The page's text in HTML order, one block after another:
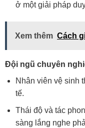
ở một giải pháp
Xem thêm Cách
Đội ngũ chuyên
Nhân viên vệ sinh
tế.
Thái độ và tác
sàng lắng nghe